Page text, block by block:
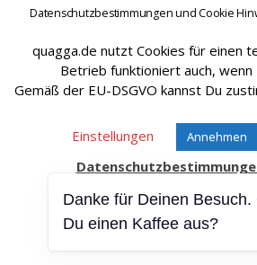
Datenschutzbestimmungen und Cookie
quagga.de nutzt Cookies für einen
Betrieb funktioniert auch, wenn
Gemäß der EU-DSGVO kannst Du
Einstellungen Annehmen
Affiliate Links sind mit einem *
Wir erhalten bei einem Kauf
Die Artikel werden für Dich
Danke für Deinen Besuch.
Du einen Kaffee aus?